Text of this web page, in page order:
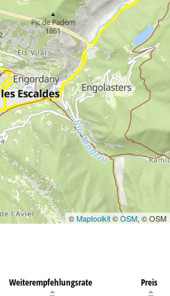
©Maptoolkit©OSM, © OSM
Weiterempfehlungsrate Preis